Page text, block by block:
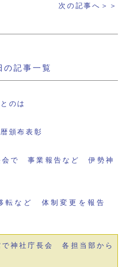
次の記事へ＞＞
記事一覧
のは
頒布表彰
会で 事業報告など 伊勢神
転など 体制変更を報告
で神社庁長会 各担当部から